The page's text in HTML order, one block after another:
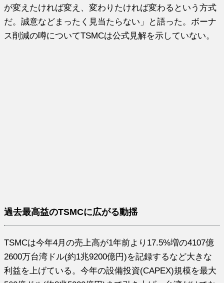
が変えたければ変え、変わりたければ変わるという方式
だ。誠意などまったく見当たらない」と語った。ボーナ
ス削減の噂についてTSMCは公式見解を示していない。
過去最高益のTSMCに広がる動揺
TSMCは今年4月の売上高が1年前より17.5%増の4107億
2600万台湾ドル(約1兆9200億円)を記録するなど大きな
利益を上げている。今年の設備投資(CAPEX)規模を最大